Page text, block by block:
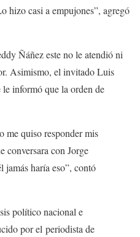
hizo casi a empujones”, agregó
Ñáñez este no le atendió ni
Asimismo, el invitado Luis
informó que la orden de
me quiso responder mis
conversara con Jorge
jamás haría eso”, contó
político nacional e
por el periodista de